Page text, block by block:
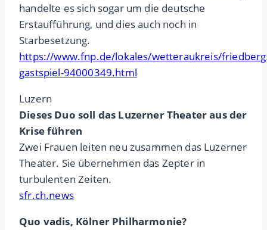
handelte es sich sogar um die deutsche
Erstaufführung, und dies auch noch in
Starbesetzung.
https://www.fnp.de/lokales/wetteraukreis/
gastspiel-94000349.html
Luzern
Dieses Duo soll das Luzerner Theater aus der
Krise führen
Zwei Frauen leiten neu zusammen das Luzerner
Theater. Sie übernehmen das Zepter in
turbulenten Zeiten.
sfr.ch.news
Quo vadis, Kölner Philharmonie?